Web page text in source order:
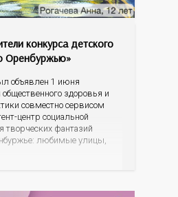
конкурса детского
Оренбуржью»
объявлен 1 июня
здоровья и
совместно сервисом
центр социальной
творческих фантазий
любимые улицы,